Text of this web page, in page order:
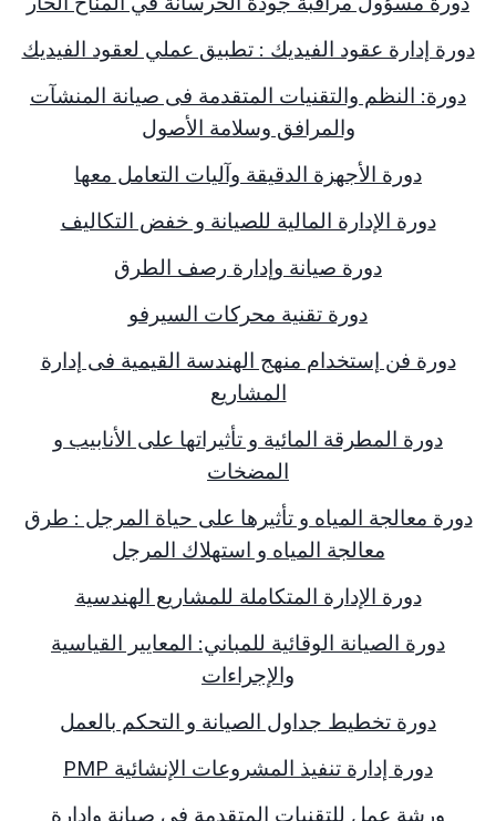
دورة إدارة عقود الفيديك : تطبيق عملي لعقود الفيديك
دورة: النظم والتقنيات المتقدمة فى صيانة المنشآت
والمرافق وسلامة الأصول
دورة الأجهزة الدقيقة وآليات التعامل معها
دورة الإدارة المالية للصيانة و خفض التكاليف
دورة صيانة وإدارة رصف الطرق
دورة تقنية محركات السيرفو
دورة فن إستخدام منهج الهندسة القيمية فى إدارة
المشاريع
دورة المطرقة المائية و تأثيراتها على الأنابيب و
المضخات
دورة معالجة المياه و تأثيرها على حياة المرجل : طرق
معالجة المياه و استهلاك المرجل
دورة الإدارة المتكاملة للمشاريع الهندسية
دورة الصيانة الوقائية للمباني: المعايير القياسية
والإجراءات
دورة تخطيط جداول الصيانة و التحكم بالعمل
دورة إدارة تنفيذ المشروعات الإنشائية PMP
ورشة عمل للتقنيات المتقدمة في صيانة وإدارة